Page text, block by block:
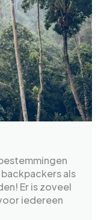
als
Er is zoveel
iedereen